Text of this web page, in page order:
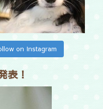
on Instagram
表！